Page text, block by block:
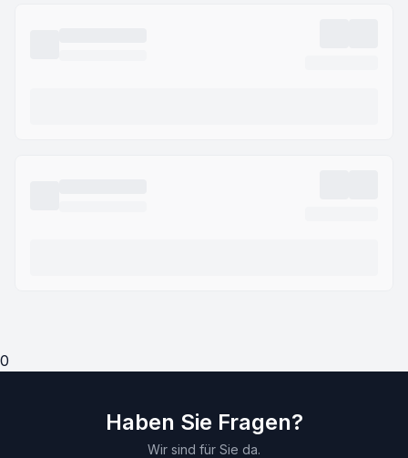
0
Haben Sie Fragen?
Wir sind für Sie da.